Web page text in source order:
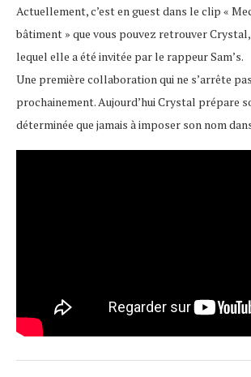
Actuellement, c’est en guest dans le clip «
bâtiment » que vous pouvez retrouver
lequel elle a été invitée par le rappeur Sam’s.
Une première collaboration qui ne s’arrête
prochainement. Aujourd’hui Crystal prépare
déterminée que jamais à imposer son nom